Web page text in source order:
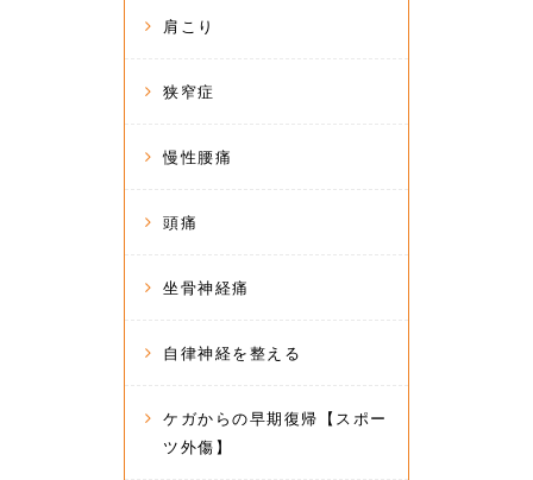
肩こり
狭窄症
慢性腰痛
頭痛
坐骨神経痛
自律神経を整える
ケガからの早期復帰【スポー
ツ外傷】